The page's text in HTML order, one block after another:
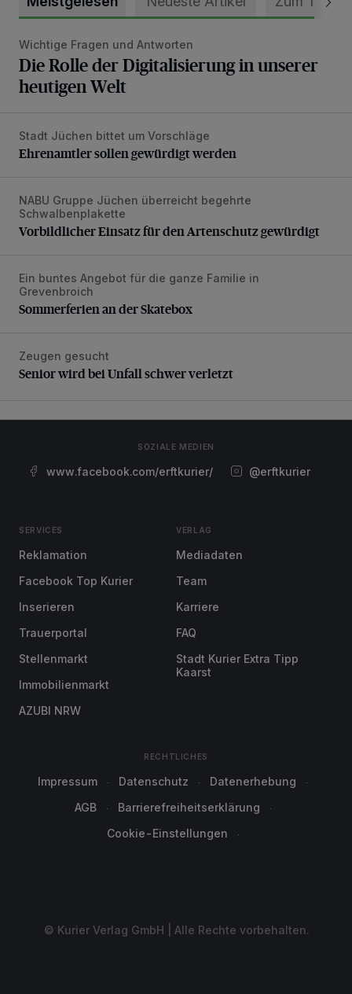
Die Rolle der Digitalisierung in unserer heutigen Welt
Wichtige Fragen und Antworten
Die Rolle der Digitalisierung in unserer
heutigen Welt
Ehrenamtler sollen gewürdigt werden
Stadt Jüchen bittet um Vorschläge
Ehrenamtler sollen gewürdigt werden
Vorbildlicher Einsatz für den Artenschutz gewürdigt
NABU Gruppe Jüchen überreicht begehrte
Schwalbenplakette
Vorbildlicher Einsatz für den Artenschutz gewürdigt
Sommerferien an der Skatebox
Ein buntes Angebot für die ganze Familie in
Grevenbroich
Sommerferien an der Skatebox
Senior wird bei Unfall schwer verletzt
Zeugen gesucht
Senior wird bei Unfall schwer verletzt
SOZIALE MEDIEN
www.facebook.com/erftkurier/ @erftkurier
SERVICES
Reklamation
Facebook Top Kurier
Inserieren
Trauerportal
Stellenmarkt
Immobilienmarkt
AZUBI NRW
VERLAG
Mediadaten
Team
Karriere
FAQ
Stadt Kurier Extra Tipp
Kaarst
RECHTLICHES
Impressum Datenschutz
Datenerhebung
AGB
Barrierefreiheitserklärung
Cookie-Einstellungen
© Kurier Verlag GmbH | Alle Rechte vorbehalten.